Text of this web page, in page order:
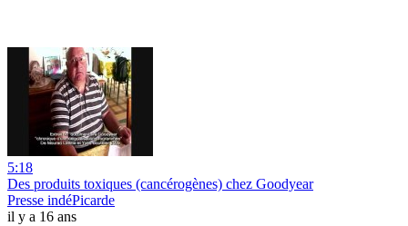
5:18
Des produits toxiques (cancérogènes) chez Goodyear
Presse indéPicarde
il y a 16 ans